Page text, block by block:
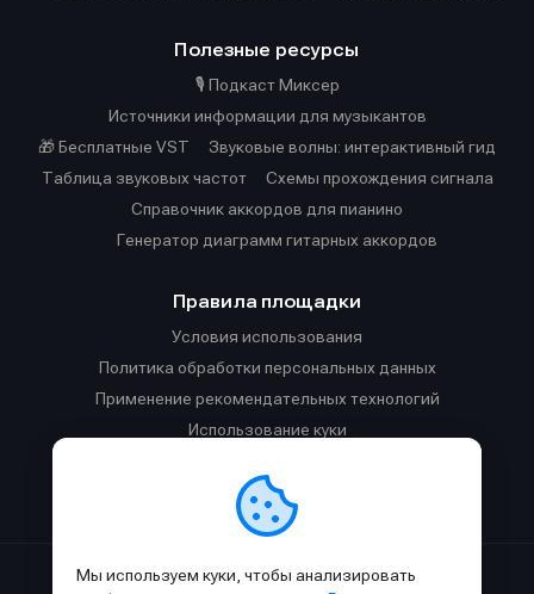
Полезные ресурсы
🎙️ Подкаст Миксер
Источники информации для музыкантов
🎁 Бесплатные VST
Звуковые волны: интерактивный гид
Таблица звуковых частот
Cхемы прохождения сигнала
Справочник аккордов для пианино
Генератор диаграмм гитарных аккордов
Правила площадки
Условия использования
Политика обработки персональных данных
Применение рекомендательных технологий
Использование куки
Правила общения в Телеграм-чате
Мы используем куки, чтобы анализировать